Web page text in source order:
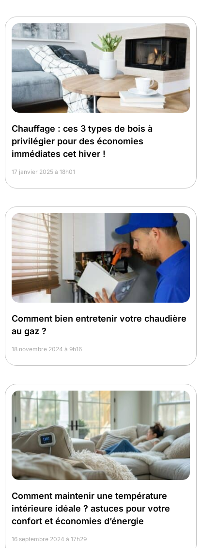
Chauffage : ces 3 types de bois à
privilégier pour des économies
immédiates cet hiver !
17 janvier 2025 à 18h01
Comment bien entretenir votre chaudière
au gaz ?
18 novembre 2024 à 9h16
Comment maintenir une température
intérieure idéale ? astuces pour votre
confort et économies d’énergie
16 septembre 2024 à 17h29